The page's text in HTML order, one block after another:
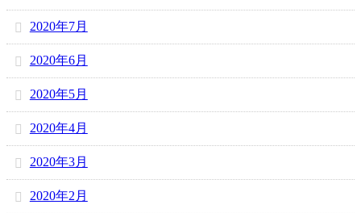
2020年7月
2020年6月
2020年5月
2020年4月
2020年3月
2020年2月